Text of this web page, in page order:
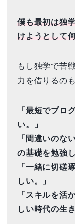
僕も最初は独
けようとして
もし独学で苦
力を借りるの
「最短でプロ
い。」
「間違いのな
の基礎を勉強
「一緒に切磋
しい。」
「スキルを活
しい時代の生